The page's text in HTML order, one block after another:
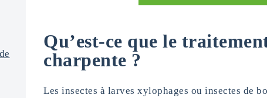
Qu’est-ce que le
charpente ?
Les insectes à larves xylophages ou insectes de